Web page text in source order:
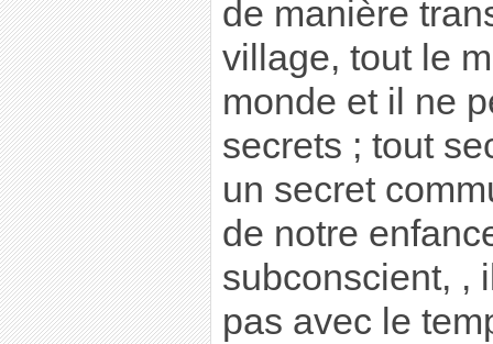
de manière
village, tout le
monde et il ne
secrets ; tout
un secret
de notre
subconscient, ,
pas avec le